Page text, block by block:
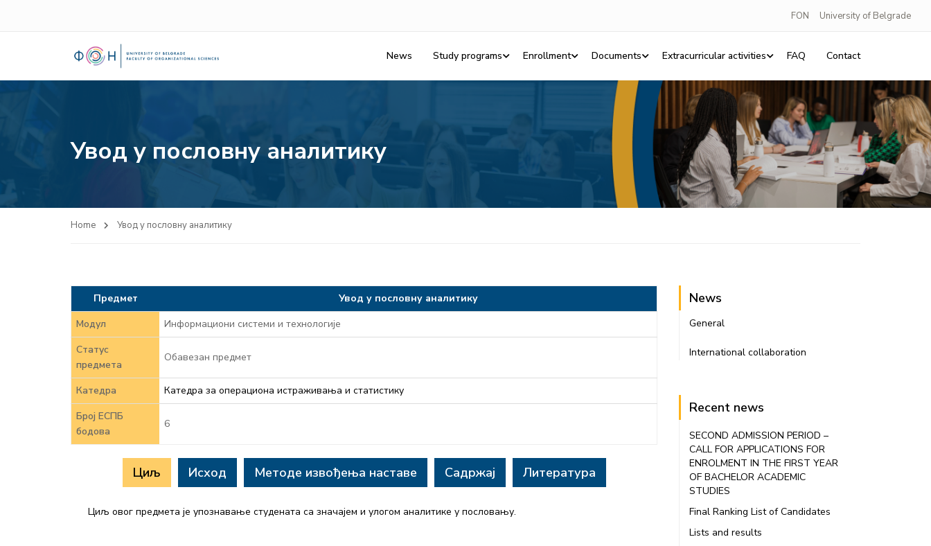
FON University of Belgrade
News Study programs Enrollment Documents Extracurricular activities FAQ Contact
Увод у пословну аналитику
Home Увод у пословну аналитику
Предмет
Увод у пословну аналитику
Модул
Информациони системи и технологије
Статус
предмета
Обавезан предмет
Катедра
Катедра за операциона истраживања и статистику
Број ЕСПБ
бодова
6
Циљ Исход Методе извођења наставе Садржај Литература
Циљ овог предмета је упознавање студената са значајем и улогом аналитике у пословању.
News
General
International collaboration
Recent news
SECOND ADMISSION PERIOD –
CALL FOR APPLICATIONS FOR
ENROLMENT IN THE FIRST YEAR
OF BACHELOR ACADEMIC
STUDIES
Final Ranking List of Candidates
Lists and results